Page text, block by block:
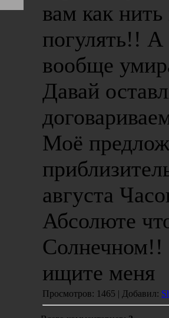
вам как нить
погулять!!
вообще
Давай
Моё
августа
Абсолюте
Солнечном!!
ищите меня
Просмотров: 1465 | Добавил: